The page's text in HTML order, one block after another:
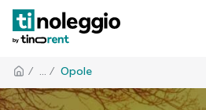
/ ... / Opole